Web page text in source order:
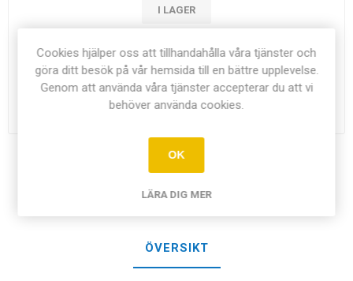
I LAGER
108,00 kr exkl moms
i
LÄGG I KUNDVAGN
ÖVERSIKT
Cookies hjälper oss att tillhandahålla våra tjänster och
göra ditt besök på vår hemsida till en bättre upplevelse.
Genom att använda våra tjänster accepterar du att vi
behöver använda cookies.
OK
LÄRA DIG MER